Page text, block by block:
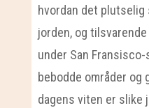
hvordan det plutselig
jorden, og
under San
bebodde områder
dagens viten er slike